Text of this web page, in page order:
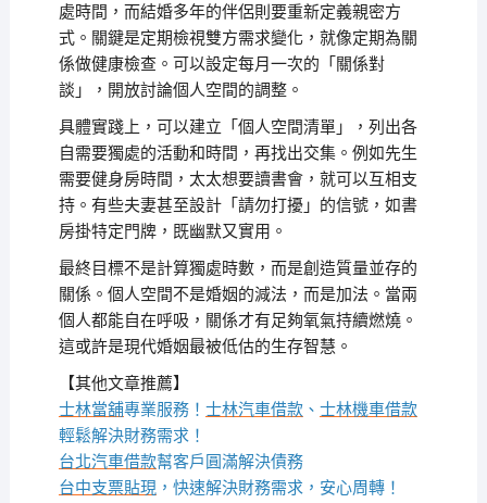
處時間，而結婚多年的伴侶則要重新定義親密方
式。關鍵是定期檢視雙方需求變化，就像定期為關
係做健康檢查。可以設定每月一次的「關係對
談」，開放討論個人空間的調整。
具體實踐上，可以建立「個人空間清單」，列出各
自需要獨處的活動和時間，再找出交集。例如先生
需要健身房時間，太太想要讀書會，就可以互相支
持。有些夫妻甚至設計「請勿打擾」的信號，如書
房掛特定門牌，既幽默又實用。
最終目標不是計算獨處時數，而是創造質量並存的
關係。個人空間不是婚姻的減法，而是加法。當兩
個人都能自在呼吸，關係才有足夠氧氣持續燃燒。
這或許是現代婚姻最被低估的生存智慧。
【其他文章推薦】
士林當舖專業服務！ 士林汽車借款、 士林機車借款
輕鬆解決財務需求！
台北汽車借款幫客戶圓滿解決債務
台中支票貼現，快速解決財務需求，安心周轉！